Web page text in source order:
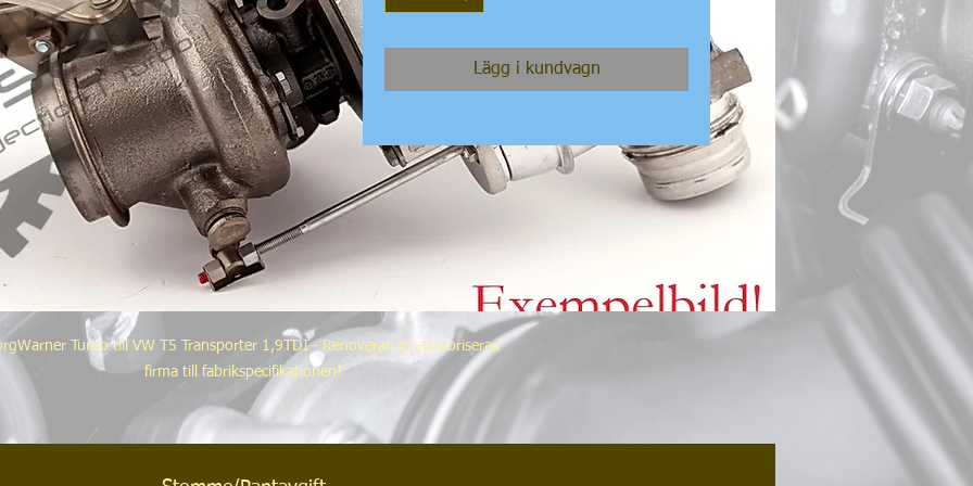
Lägg i kundvagn
Turbo till VW T5 Transporter 1,9TDI - Renoverad av auktoriserad
firma till fabrikspecifikationen!
03G253016GX, 2X0253019, 2X0253019V, 2X0253019X